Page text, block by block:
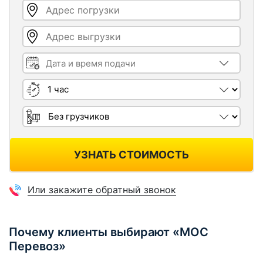
Адрес погрузки
Адрес выгрузки
Дата и время подачи
Длительность
Грузчики
УЗНАТЬ СТОИМОСТЬ
Или закажите обратный звонок
Почему клиенты выбирают «МОС
Перевоз»